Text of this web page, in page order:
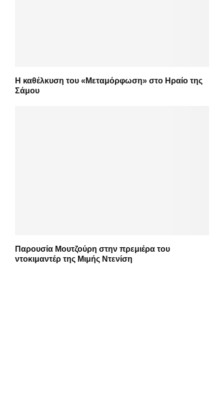
Η καθέλκυση του «Μεταμόρφωση» στο Ηραίο της
Σάμου
Παρουσία Μουτζούρη στην πρεμιέρα του
ντοκιμαντέρ της Μιμής Ντενίση